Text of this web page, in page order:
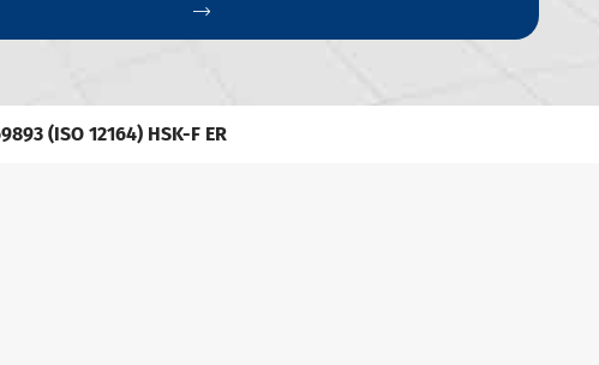

(ISO 12164) HSK-F ER